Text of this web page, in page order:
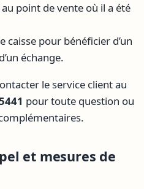
point de vente où il a été
caisse pour bénéficier d’un
échange.
le service client au
pour toute question ou
et mesures de